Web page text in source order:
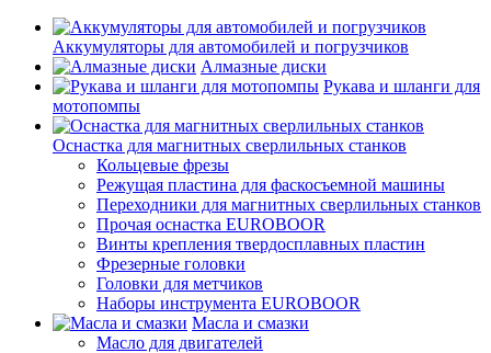
Аккумуляторы для автомобилей и погрузчиков
Алмазные диски
Рукава и шланги для
мотопомпы
Оснастка для магнитных сверлильных станков
Кольцевые фрезы
Режущая пластина для фаскосъемной машины
Переходники для магнитных сверлильных станков
Прочая оснастка EUROBOOR
Винты крепления твердосплавных пластин
Фрезерные головки
Головки для метчиков
Наборы инструмента EUROBOOR
Масла и смазки
Масло для двигателей